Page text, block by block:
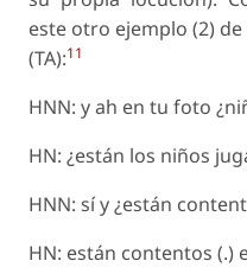
este otro ejemplo (2) de
(TA):11
HNN: y ah en tu foto
HN: ¿están los niños
HNN: sí y ¿están
HN: están contentos (.)